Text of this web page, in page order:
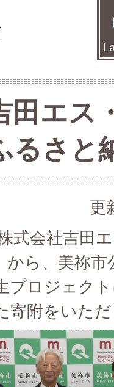
田エス
るさと
更
式会社吉田
から、美祢
プロジェク
寄附をいた